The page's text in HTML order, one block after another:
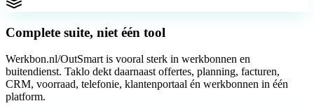
Complete suite, niet één tool
Werkbon.nl/OutSmart is vooral sterk in werkbonnen en
buitendienst. Taklo dekt daarnaast offertes, planning, facturen,
CRM, voorraad, telefonie, klantenportaal én werkbonnen in één
platform.